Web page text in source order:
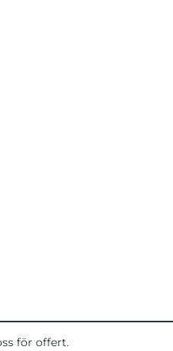
för offert.